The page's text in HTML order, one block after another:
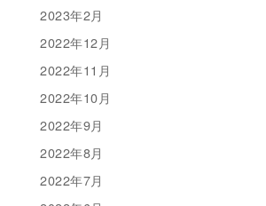
2023年2月
2022年12月
2022年11月
2022年10月
2022年9月
2022年8月
2022年7月